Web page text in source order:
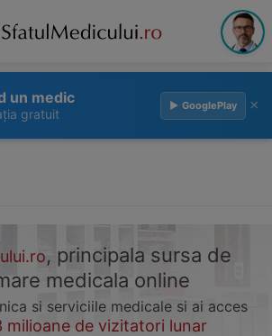
un medic
gratuit
▶ GooglePlay ×
, principala sursa de
medicala online
si serviciile medicale si ai acces
milioane de vizitatori lunar